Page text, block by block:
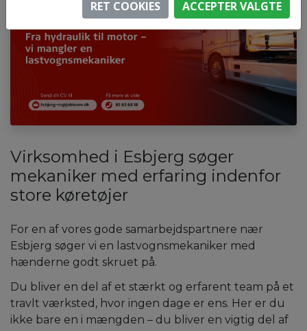
Virksomhed i Esbjerg søger
mekaniker med erfaring indenfor
store køretøjer
For en af vores gode samarbejdspartnere nær
Esbjerg søger vi en lastvognsmekaniker med
hænderne godt skruet på.
Du bliver en del af et stærkt og erfarent team på et
travlt værksted, hvor ingen dage er ens. Her er du
ikke bare en i mængden – du bliver en vigtig del af
RET COOKIES ACCEPTER VALGTE